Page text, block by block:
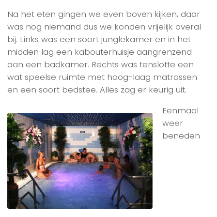
Na het eten gingen we even boven kijken, daar
was nog niemand dus we konden vrijelijk overal
bij. Links was een soort junglekamer en in het
midden lag een kabouterhuisje aangrenzend
aan een badkamer. Rechts was tenslotte een
wat speelse ruimte met hoog-laag matrassen
en een soort bedstee. Alles zag er keurig uit.
Eenmaal
weer
beneden